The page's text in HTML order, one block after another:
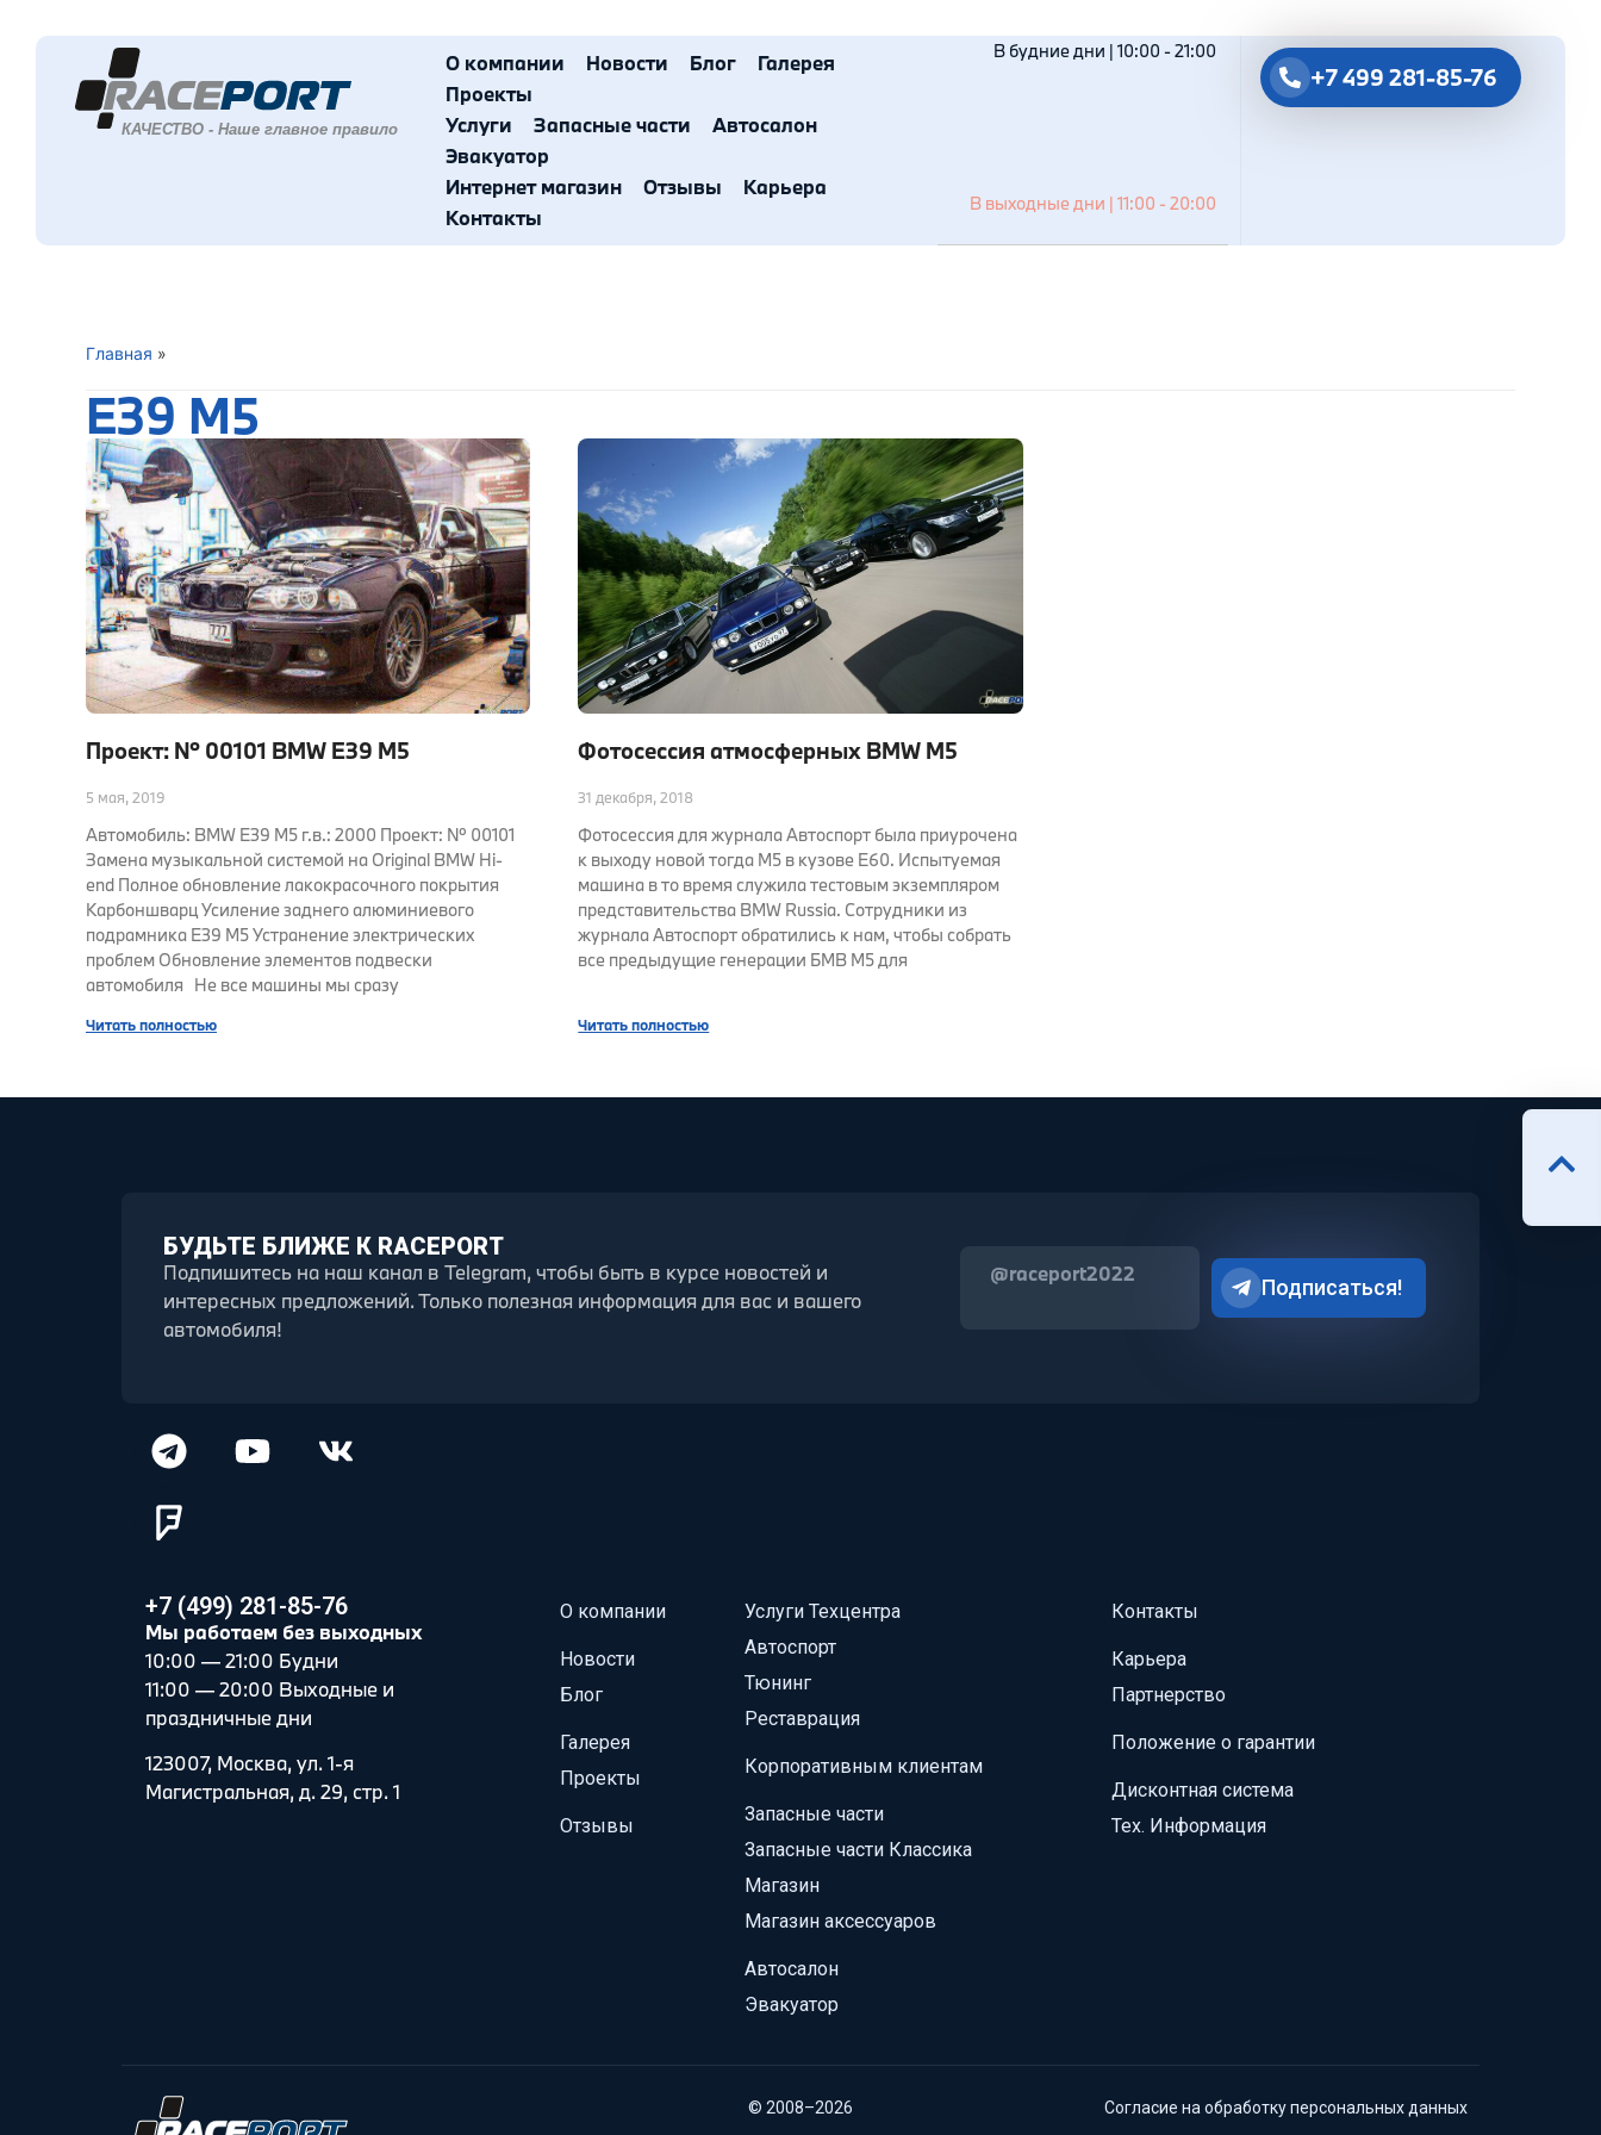
О компании Новости Блог
Галерея
Проекты
Услуги
Запасные части
Автосалон
Эвакуатор
Интернет магазин
Отзывы
Карьера
Контакты
В будние дни | 10:00 - 21:00
В выходные дни | 11:00 - 20:00
+7 499 281-85-76
Главная »
E39 M5
Проект: № 00101 BMW E39 M5
5 мая, 2019
Автомобиль: BMW E39 M5 г.в.: 2000 Проект: № 00101
Замена музыкальной системой на Original BMW Hi-
end Полное обновление лакокрасочного покрытия
Карбоншварц Усиление заднего алюминиевого
подрамника E39 M5 Устранение электрических
проблем Обновление элементов подвески
автомобиля Не все машины мы сразу
Читать полностью
Фотосессия атмосферных BMW M5
31 декабря, 2018
Фотосессия для журнала Автоспорт была приурочена
к выходу новой тогда M5 в кузове E60. Испытуемая
машина в то время служила тестовым экземпляром
представительства BMW Russia. Сотрудники из
журнала Автоспорт обратились к нам, чтобы собрать
все предыдущие генерации БМВ М5 для
Читать полностью
БУДЬТЕ БЛИЖЕ К RACEPORT
Подпишитесь на наш канал в Telegram, чтобы быть в курсе новостей и
интересных предложений. Только полезная информация для вас и вашего
автомобиля!
@raceport2022
Подписаться!
+7 (499) 281-85-76
Мы работаем без выходных
10:00 — 21:00 Будни
11:00 — 20:00 Выходные и
праздничные дни
123007, Москва, ул. 1-я
Магистральная, д. 29, стр. 1
О компании
Новости
Блог
Галерея
Проекты
Отзывы
Услуги Техцентра
Автоспорт
Тюнинг
Реставрация
Корпоративным клиентам
Запасные части
Запасные части Классика
Магазин
Магазин аксессуаров
Автосалон
Эвакуатор
Контакты
Карьера
Партнерство
Положение о гарантии
Дисконтная система
Тех. Информация
© 2008–2026 Согласие на обработку персональных данных